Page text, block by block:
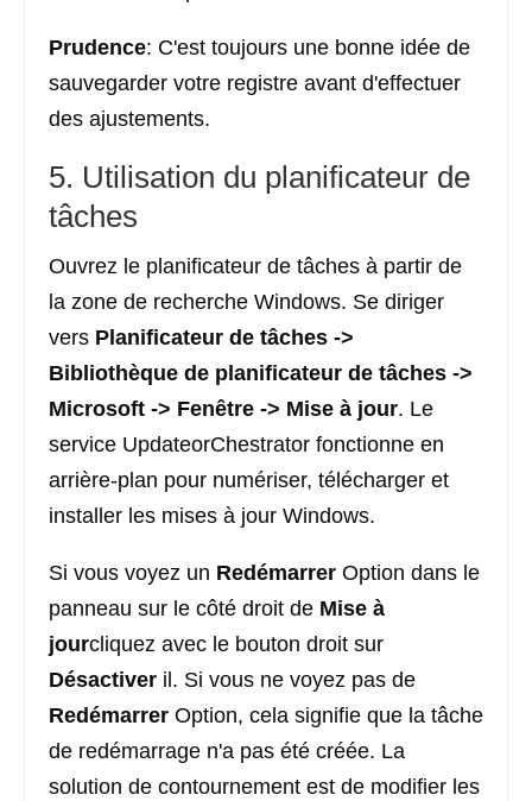
Prudence: C'est toujours une bonne idée de
sauvegarder votre registre avant d'effectuer
des ajustements.
5. Utilisation du planificateur de
tâches
Ouvrez le planificateur de tâches à partir de
la zone de recherche Windows. Se diriger
vers Planificateur de tâches ->
Bibliothèque de planificateur de tâches ->
Microsoft -> Fenêtre -> Mise à jour. Le
service UpdateorChestrator fonctionne en
arrière-plan pour numériser, télécharger et
installer les mises à jour Windows.
Si vous voyez un Redémarrer Option dans le
panneau sur le côté droit de Mise à
jourcliquez avec le bouton droit sur
Désactiver il. Si vous ne voyez pas de
Redémarrer Option, cela signifie que la tâche
de redémarrage n'a pas été créée. La
solution de contournement est de modifier les